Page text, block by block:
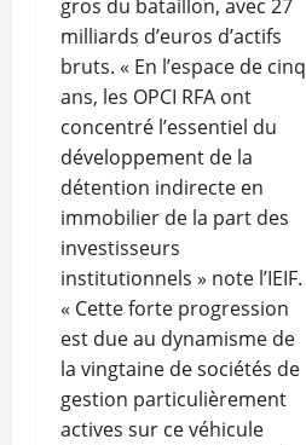
gros du bataillon, avec 27
milliards d’euros d’actifs
bruts. « En l’espace de cinq
ans, les OPCI RFA ont
concentré l’essentiel du
développement de la
détention indirecte en
immobilier de la part des
investisseurs
institutionnels » note l’IEIF.
« Cette forte progression
est due au dynamisme de
la vingtaine de sociétés de
gestion particulièrement
actives sur ce véhicule